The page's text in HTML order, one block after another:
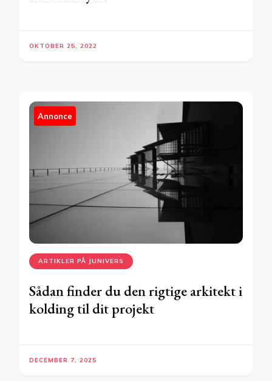
OKTOBER 25, 2022
Annonce
ARTIKLER PÅ JUNIVERS
Sådan finder du den rigtige arkitekt i
kolding til dit projekt
DECEMBER 7, 2025